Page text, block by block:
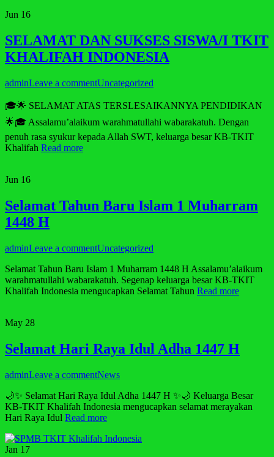
Jun 16
SELAMAT DAN SUKSES SISWA/I TKIT
KHALIFAH INDONESIA
adminLeave a commentUncategorized
🎓🌟 SELAMAT ATAS TERSLESAIKANNYA PENDIDIKAN
🌟🎓 Assalamu’alaikum warahmatullahi wabarakatuh. Dengan
penuh rasa syukur kepada Allah SWT, keluarga besar KB-TKIT
Khalifah Read more
Jun 16
Selamat Tahun Baru Islam 1 Muharram
1448 H
adminLeave a commentUncategorized
Selamat Tahun Baru Islam 1 Muharram 1448 H Assalamu’alaikum
warahmatullahi wabarakatuh. Segenap keluarga besar KB-TKIT
Khalifah Indonesia mengucapkan Selamat Tahun Read more
May 28
Selamat Hari Raya Idul Adha 1447 H
adminLeave a commentNews
🌙✨ Selamat Hari Raya Idul Adha 1447 H ✨🌙 Keluarga Besar
KB-TKIT Khalifah Indonesia mengucapkan selamat merayakan
Hari Raya Idul Read more
Jan 17